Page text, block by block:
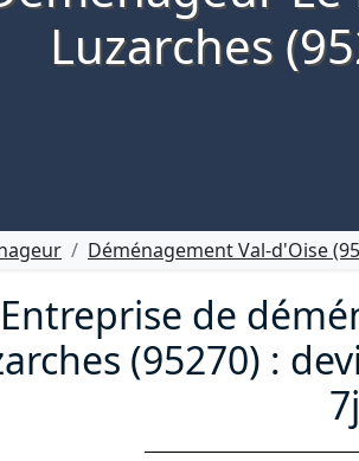
Luzarches
Déménagement Val-d'Oise
Entreprise de
(95270) :